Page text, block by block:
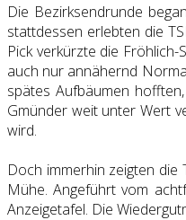
Die Bezirksendrunde
stattdessen erlebten die
Pick verkürzte die
auch nur annähernd
spätes Aufbäumen
Gmünder weit unter Wert
wird.
Doch immerhin zeigten
Mühe. Angeführt vom
Anzeigetafel. Die